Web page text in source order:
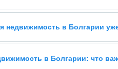
недвижимость в Болгарии
в Болгарии: что